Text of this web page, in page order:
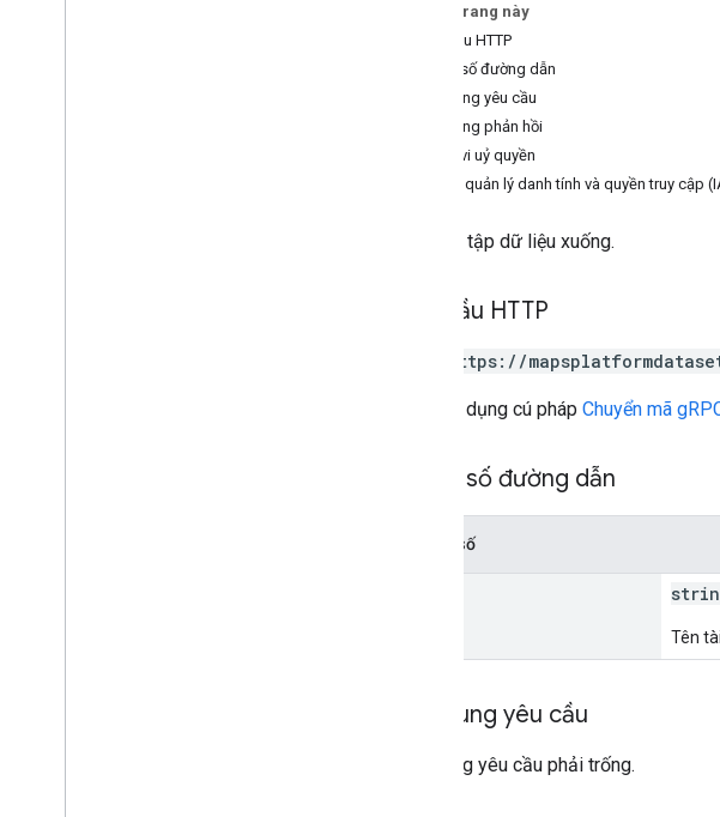
Trên trang này
Yêu cầu HTTP
Tham số đường dẫn
Nội dung yêu cầu
Nội dung phản hồi
Phạm vi uỷ quyền
Quyền quản lý danh tính và quyền truy cập
Tải một tập dữ liệu xuống.
Yêu cầu HTTP
GET https://
URL sử dụng cú pháp Chuyển mã
Tham số đường dẫn
Tham số
Tên
Nội dung yêu cầu
Nội dung yêu cầu phải trống.